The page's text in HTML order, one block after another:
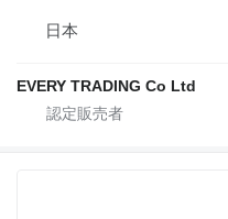
日本
EVERY TRADING Co Ltd